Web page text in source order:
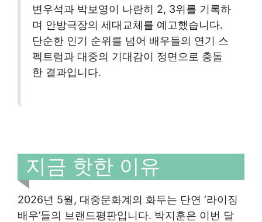
변우석과 박보영이 나란히 2, 3위를 기록하
며 안방극장의 세대교체를 예고했습니다.
단순한 인기 순위를 넘어 배우들의 연기 스
펙트럼과 대중의 기대감이 정면으로 충돌
한 결과입니다.
지금 핫한 이유
2026년 5월, 대중문화계의 화두는 단연 ‘라이징
배우’들의 브랜드평판입니다. 박지훈은 이번 달